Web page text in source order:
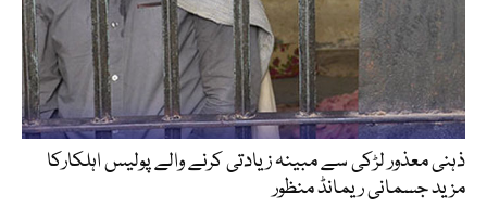
ذہنی معذور لڑکی سے مبینہ زیادتی کرنے والے پولیس اہلکارکا
مزید جسمانی ریمانڈ منظور